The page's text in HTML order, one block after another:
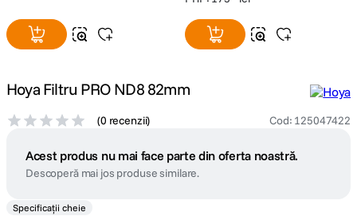
Hoya Filtru PRO ND8 82mm
(0 recenzii) Cod: 125047422
Acest produs nu mai face parte din oferta noastră.
Descoperă mai jos produse similare.
Specificații cheie